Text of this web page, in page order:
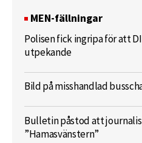
MEN-fällningar
Polisen fick ingripa för att
utpekande
Bild på misshandlad
Bulletin påstod att
”Hamasvänstern”